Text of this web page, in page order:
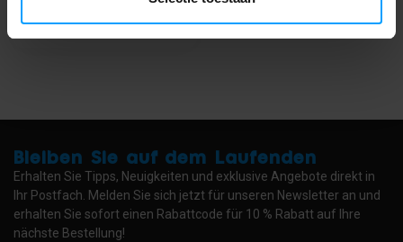
Bleiben Sie auf dem Laufenden
Erhalten Sie Tipps, Neuigkeiten und exklusive Angebote direkt in
Ihr Postfach. Melden Sie sich jetzt für unseren Newsletter an und
erhalten Sie sofort einen Rabattcode für 10 % Rabatt auf Ihre
nächste Bestellung!